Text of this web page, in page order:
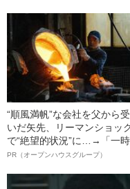
“順風満帆”な会社を父から
いだ矢先、リーマンショッ
で“絶望的状況”に…→「一
納品3年待ち」のヒット商品
明かす、“逆転の戦術”
PR（オープンハウスグループ）